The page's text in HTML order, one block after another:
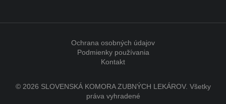
© 2026 SLOVENSKÁ KOMORA ZUBNÝCH LEKÁROV. Všetky
práva vyhradené
Ochrana osobných údajov
Podmienky používania
Kontakt